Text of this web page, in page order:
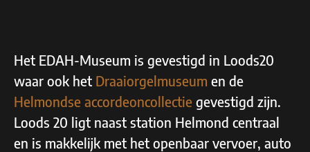
Het EDAH-Museum is gevestigd in Loods20
waar ook het Draaiorgelmuseum en de
Helmondse accordeoncollectie gevestigd zijn.
Loods 20 ligt naast station Helmond centraal
en is makkelijk met het openbaar vervoer, auto